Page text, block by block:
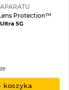
Protection™
5G
koszyka